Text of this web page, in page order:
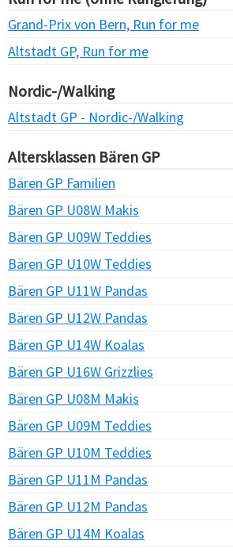
Grand-Prix von Bern, Run for me
Altstadt GP, Run for me
Nordic-/Walking
Altstadt GP - Nordic-/Walking
Altersklassen Bären GP
Bären GP Familien
Bären GP U08W Makis
Bären GP U09W Teddies
Bären GP U10W Teddies
Bären GP U11W Pandas
Bären GP U12W Pandas
Bären GP U14W Koalas
Bären GP U16W Grizzlies
Bären GP U08M Makis
Bären GP U09M Teddies
Bären GP U10M Teddies
Bären GP U11M Pandas
Bären GP U12M Pandas
Bären GP U14M Koalas